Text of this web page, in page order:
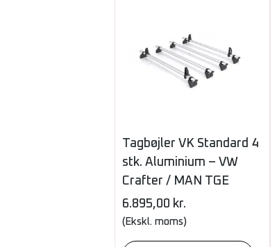
Tagbøjler VK Standard 4
stk. Aluminium – VW
Crafter / MAN TGE
6.895,00 kr.
(Ekskl. moms)